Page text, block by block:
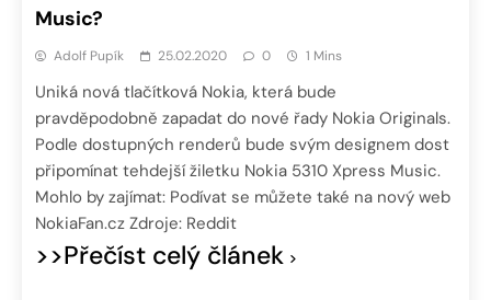
Music?
Adolf Pupík 25.02.2020 0 1 Mins
Uniká nová tlačítková Nokia, která bude
pravděpodobně zapadat do nové řady Nokia Originals.
Podle dostupných renderů bude svým designem dost
připomínat tehdejší žiletku Nokia 5310 Xpress Music.
Mohlo by zajímat: Podívat se můžete také na nový web
NokiaFan.cz Zdroje: Reddit
>>Přečíst celý článek